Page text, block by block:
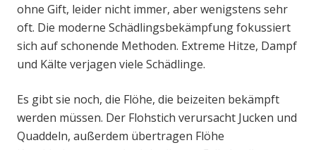
ohne Gift, leider nicht immer, aber wenigstens sehr
oft. Die moderne Schädlingsbekämpfung fokussiert
sich auf schonende Methoden. Extreme Hitze, Dampf
und Kälte verjagen viele Schädlinge.
Es gibt sie noch, die Flöhe, die beizeiten bekämpft
werden müssen. Der Flohstich verursacht Jucken und
Quaddeln, außerdem übertragen Flöhe